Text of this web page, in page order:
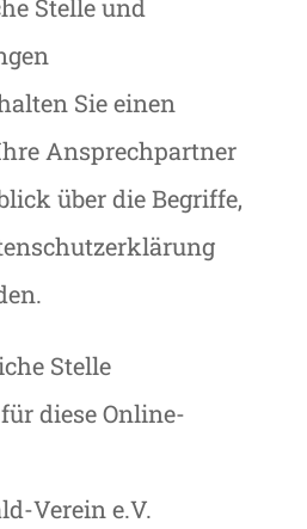
Stelle und
Sie einen
Ansprechpartner
über die Begriffe,
Stelle
diese Online-
Verein e.V.